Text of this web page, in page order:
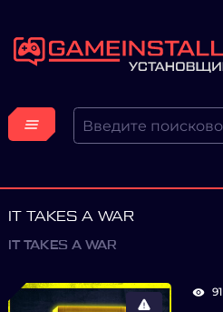
IT TAKES A WAR
IT TAKES A WAR
91